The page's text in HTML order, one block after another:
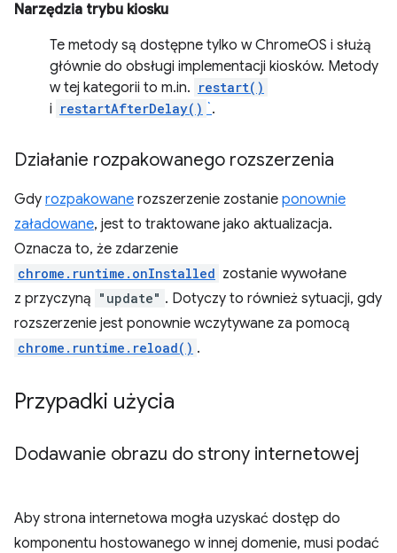
Narzędzia trybu kiosku
Te metody są dostępne tylko w ChromeOS i służą
głównie do obsługi implementacji kiosków. Metody
w tej kategorii to m.in. restart()
i restartAfterDelay() `.
Działanie rozpakowanego rozszerzenia
Gdy rozpakowane rozszerzenie zostanie ponownie
załadowane, jest to traktowane jako aktualizacja.
Oznacza to, że zdarzenie
chrome.runtime.onInstalled zostanie wywołane
z przyczyną "update" . Dotyczy to również sytuacji, gdy
rozszerzenie jest ponownie wczytywane za pomocą
chrome.runtime.reload() .
Przypadki użycia
Dodawanie obrazu do strony internetowej
Aby strona internetowa mogła uzyskać dostęp do
komponentu hostowanego w innej domenie, musi podać